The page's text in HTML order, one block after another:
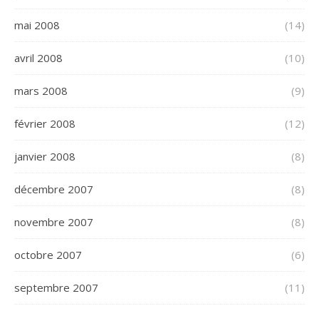
mai 2008 (14)
avril 2008 (10)
mars 2008 (9)
février 2008 (12)
janvier 2008 (8)
décembre 2007 (8)
novembre 2007 (8)
octobre 2007 (6)
septembre 2007 (11)